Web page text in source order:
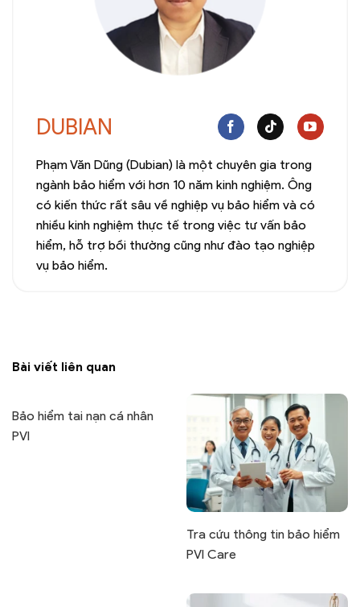
DUBIAN
Phạm Văn Dũng (Dubian) là một chuyên gia trong
ngành bảo hiểm với hơn 10 năm kinh nghiệm. Ông
có kiến thức rất sâu về nghiệp vụ bảo hiểm và có
nhiều kinh nghiệm thực tế trong việc tư vấn bảo
hiểm, hỗ trợ bồi thường cũng như đào tạo nghiệp
vụ bảo hiểm.
Bài viết liên quan
Bảo hiểm tai nạn cá nhân
PVI
Tra cứu thông tin bảo hiểm
PVI Care